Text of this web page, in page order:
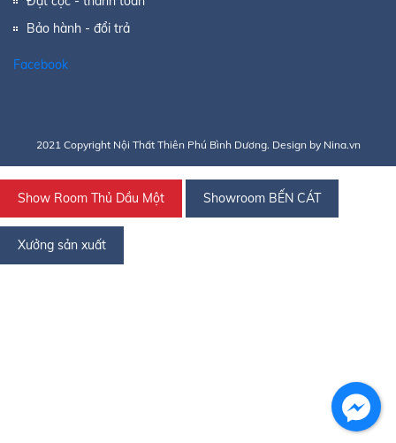
Bảo hành - đổi trả
Facebook
2021 Copyright Nội Thất Thiên Phú Bình Dương. Design by Nina.vn
Show Room Thủ Dầu Một Showroom BẾN CÁT
Xưởng sản xuất